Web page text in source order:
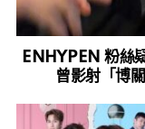
ENHYPEN 粉絲
曾影射「博